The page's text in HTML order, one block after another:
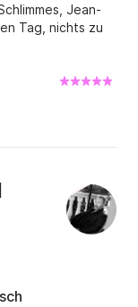
Jean-
Tag, nichts zu